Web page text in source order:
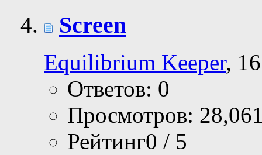
Screen
Equilibrium Keeper,
Ответов: 0
Просмотров:
Рейтинг0 / 5